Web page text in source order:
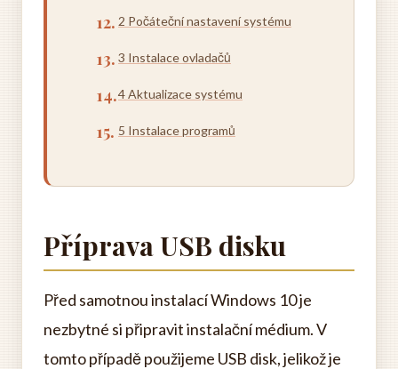
2 Počáteční nastavení systému
3 Instalace ovladačů
4 Aktualizace systému
5 Instalace programů
Příprava USB disku
Před samotnou instalací Windows 10 je
nezbytné si připravit instalační médium. V
tomto případě použijeme USB disk, jelikož je